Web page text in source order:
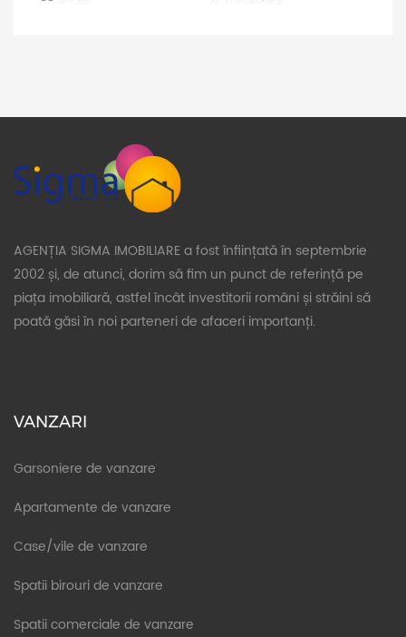
AGENȚIA SIGMA IMOBILIARE a fost înființată în septembrie
2002 și, de atunci, dorim să fim un punct de referință pe
piața imobiliară, astfel încât investitorii români și străini să
poată găsi în noi parteneri de afaceri importanți.
VANZARI
Garsoniere de vanzare
Apartamente de vanzare
Case/vile de vanzare
Spatii birouri de vanzare
Spatii comerciale de vanzare